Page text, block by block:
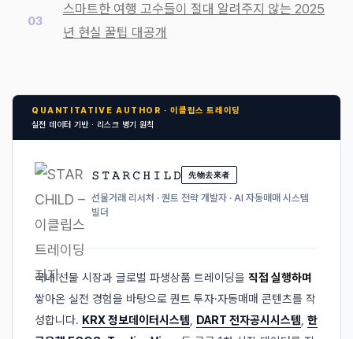
스마트한 여행 고수들이 절대 알려주지 않는 2025
년 현실 꿀팁 대공개
QUANTITATIVE AUTHOR · 이클립스 트레이딩
실전 데이터 기반 · 리스크 병기 원칙
𝚂 𝚃 𝙰 𝚁 𝙲 𝙷 𝙸 𝙻 𝙳 先物去來者
선물거래 리서처 · 퀀트 전략 개발자 · AI 자동매매 시스템
빌더
국내 선물 시장과 글로벌 파생상품 트레이딩을 직접 실행하며
쌓아온 실전 경험을 바탕으로 퀀트 투자·자동매매 콘텐츠를 작
성합니다. KRX 정보데이터시스템, DART 전자공시시스템, 한